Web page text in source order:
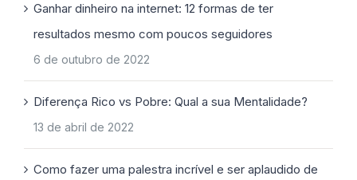
Ganhar dinheiro na internet: 12 formas de ter
resultados mesmo com poucos seguidores
6 de outubro de 2022
Diferença Rico vs Pobre: Qual a sua Mentalidade?
13 de abril de 2022
Como fazer uma palestra incrível e ser aplaudido de